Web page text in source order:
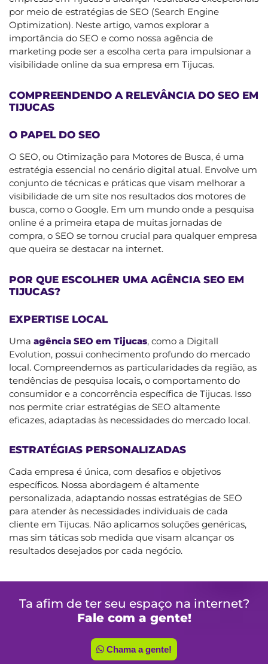
por meio de estratégias de SEO (Search Engine
Optimization). Neste artigo, vamos explorar a
importância do SEO e como nossa agência de
marketing pode ser a escolha certa para impulsionar a
visibilidade online da sua empresa em Tijucas.
COMPREENDENDO A RELEVÂNCIA DO SEO EM
TIJUCAS
O PAPEL DO SEO
O SEO, ou Otimização para Motores de Busca, é uma
estratégia essencial no cenário digital atual. Envolve um
conjunto de técnicas e práticas que visam melhorar a
visibilidade de um site nos resultados dos motores de
busca, como o Google. Em um mundo onde a pesquisa
online é a primeira etapa de muitas jornadas de
compra, o SEO se tornou crucial para qualquer empresa
que queira se destacar na internet.
POR QUE ESCOLHER UMA AGÊNCIA SEO EM
TIJUCAS?
EXPERTISE LOCAL
Uma agência SEO em Tijucas, como a Digitall
Evolution, possui conhecimento profundo do mercado
local. Compreendemos as particularidades da região, as
tendências de pesquisa locais, o comportamento do
consumidor e a concorrência específica de Tijucas. Isso
nos permite criar estratégias de SEO altamente
eficazes, adaptadas às necessidades do mercado local.
ESTRATÉGIAS PERSONALIZADAS
Cada empresa é única, com desafios e objetivos
específicos. Nossa abordagem é altamente
personalizada, adaptando nossas estratégias de SEO
para atender às necessidades individuais de cada
cliente em Tijucas. Não aplicamos soluções genéricas,
mas sim táticas sob medida que visam alcançar os
resultados desejados por cada negócio.
Ta afim de ter seu espaço na internet?
Fale com a gente!
Chama a gente!